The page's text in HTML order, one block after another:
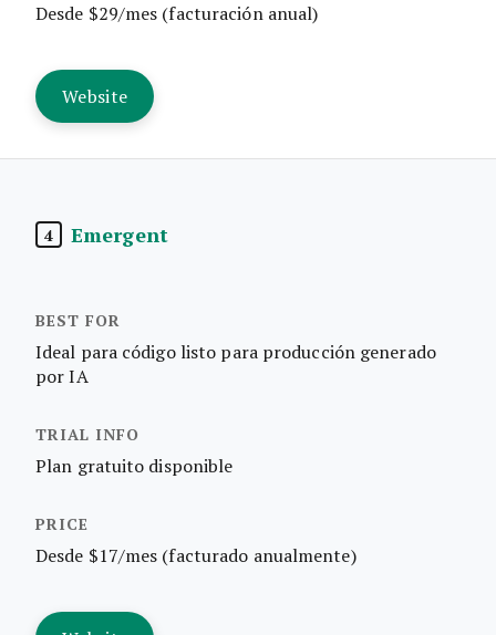
Desde $29/mes (facturación anual)
Website
4 Emergent
Ideal para código listo para producción generado
por IA
Plan gratuito disponible
Desde $17/mes (facturado anualmente)